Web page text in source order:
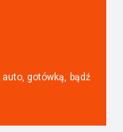
auto, gotówką, bądź